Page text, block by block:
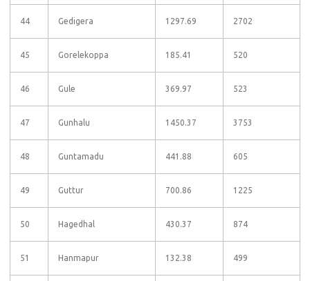
44 Gedigera 1297.69 2702
45 Gorelekoppa 185.41 520
46 Gule 369.97 523
47 Gunhalu 1450.37 3753
48 Guntamadu 441.88 605
49 Guttur 700.86 1225
50 Hagedhal 430.37 874
51 Hanmapur 132.38 499